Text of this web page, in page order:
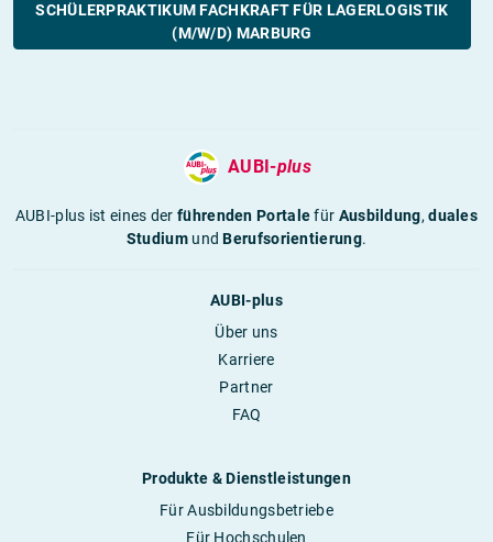
SCHÜLERPRAKTIKUM FACHKRAFT FÜR LAGERLOGISTIK
(M/W/D) MARBURG
AUBI-plus
AUBI-plus ist eines derführenden Portalefür Ausbildung,duales
StudiumundBerufsorientierung.
AUBI-plus
Über uns
Karriere
Partner
FAQ
Produkte & Dienstleistungen
Für Ausbildungsbetriebe
Für Hochschulen